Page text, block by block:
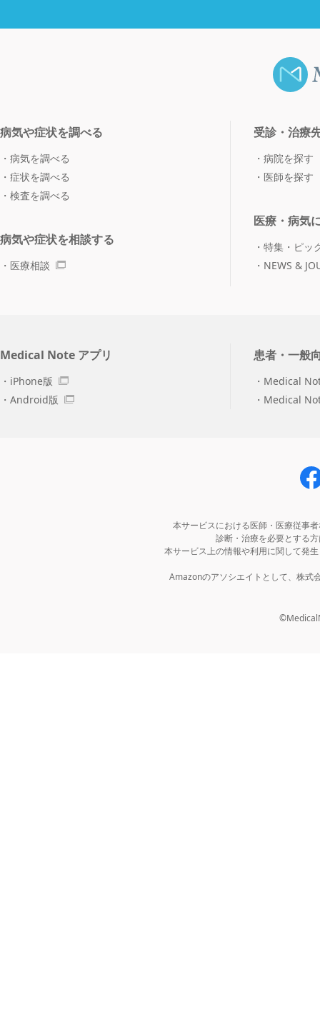
病気や症状を調べる
病気を調べる
症状を調べる
検査を調べる
病気や症状を相談する
医療相談
受診・治療
病院を探す
医師を探す
医療・病気
特集・ピッ
NEWS &
Medical Note アプリ
iPhone版
Android版
患者・一般
Medical
Medical
本サービスにおける医師・医療従事
診断・治療を必要とする
本サービス上の情報や利用に関して発
Amazonのアソシエイトとして、株式